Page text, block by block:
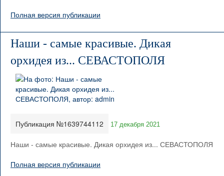
Полная версия публикации
Наши - самые красивые. Дикая
орхидея из... СЕВАСТОПОЛЯ
Публикация №1639744112 17 декабря 2021
Наши - самые красивые. Дикая орхидея из... СЕВАСТОПОЛЯ
Полная версия публикации